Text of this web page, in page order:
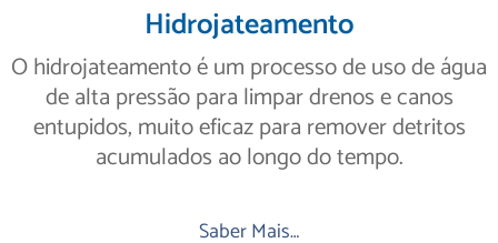
Hidrojateamento
O hidrojateamento é um processo de uso de água
de alta pressão para limpar drenos e canos
entupidos, muito eficaz para remover detritos
acumulados ao longo do tempo.
Saber Mais…